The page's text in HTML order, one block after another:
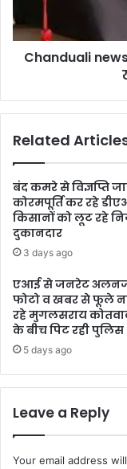
Chanduali
Related
बंद कमरे से विज्ञप्ति
कोरमपूर्ति कर रहे
किसानों को लूट रहे
दुकानदार
3 days ago
एआई से जनरेट
फोटो व खबर से फूले
रहे मुगलसराय
के बीच पिट रही पुलिस
5 days ago
Leave a Reply
Your email address